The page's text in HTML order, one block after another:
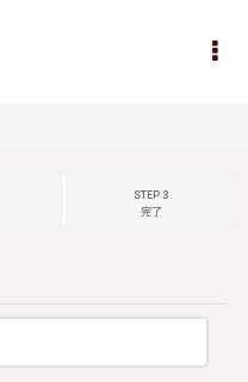
STEP 3
完了